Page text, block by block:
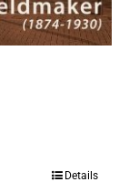
Details